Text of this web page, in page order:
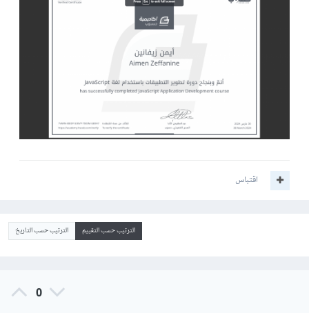
اقتباس
الترتيب حسب التقييم الترتيب حسب التاريخ
0